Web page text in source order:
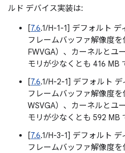
ルド デバイス実装は:
[7.6.1/H-1-1] デフォルト
フレームバッファ解像度
FWVGA）、カーネルとユ
モリが少なくとも 416 MB
[7.6.1/H-2-1] デフォルト
フレームバッファ解像度を
WSVGA）、カーネルとユ
モリが少なくとも 592 MB
[7.6.1/H-3-1] デフォルト
フレームバッファ解像度